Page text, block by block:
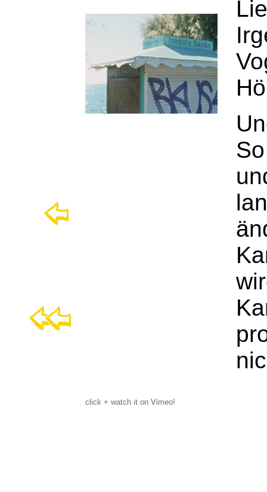
click + watch it on Vimeo!